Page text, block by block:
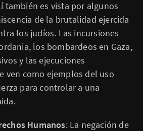
también es vista por algunos
de la brutalidad ejercida
los judíos. Las incursiones
los bombardeos en Gaza,
y las ejecuciones
ven como ejemplos del uso
para controlar a una
Humanos: La negación de